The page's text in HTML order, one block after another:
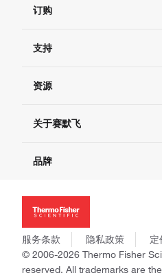
订购
订单支持
现货供应中心
支持
联系我们 - 400 820 8982
查找文件&证书
资源
促销
社交媒体
关于赛默飞
招聘
新闻
社会责任
商标
政策和通知
品牌
Applied Biosystems
Invitrogen
Gibco
Ion Torrent
服务条款 隐私政策
定
© 2006-2026 Thermo Fisher
reserved. All trademarks are